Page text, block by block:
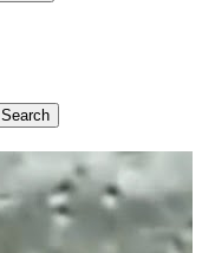
Search